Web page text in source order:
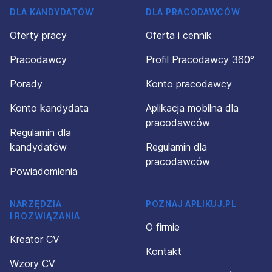
DLA KANDYDATÓW
Oferty pracy
Pracodawcy
Porady
Konto kandydata
Regulamin dla
kandydatów
Powiadomienia
DLA PRACODAWCÓW
Oferta i cennik
Profil Pracodawcy 360°
Konto pracodawcy
Aplikacja mobilna dla
pracodawców
Regulamin dla
pracodawców
NARZĘDZIA
I ROZWIĄZANIA
Kreator CV
Wzory CV
POZNAJ APLIKUJ.PL
O firmie
Kontakt